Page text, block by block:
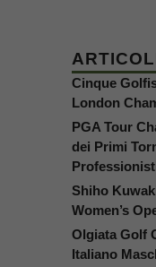
Cinque
London
PGA Tour
dei Primi
Shiho
Women’s
Olgiata Golf
Italiano